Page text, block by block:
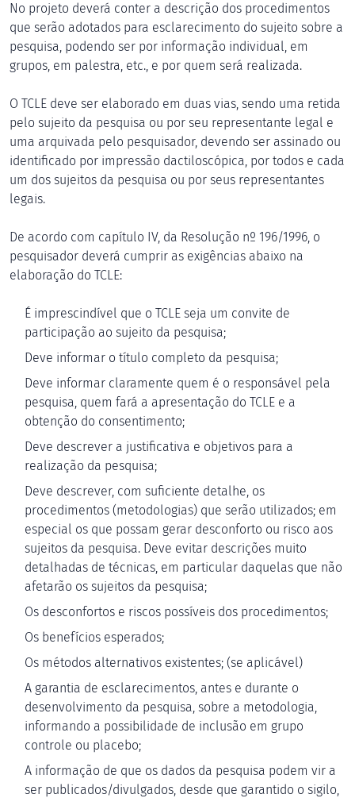
No projeto deverá conter a descrição dos procedimentos
que serão adotados para esclarecimento do sujeito sobre a
pesquisa, podendo ser por informação individual, em
grupos, em palestra, etc., e por quem será realizada.
O TCLE deve ser elaborado em duas vias, sendo uma retida
pelo sujeito da pesquisa ou por seu representante legal e
uma arquivada pelo pesquisador, devendo ser assinado ou
identificado por impressão dactiloscópica, por todos e cada
um dos sujeitos da pesquisa ou por seus representantes
legais.
De acordo com capítulo IV, da Resolução nº 196/1996, o
pesquisador deverá cumprir as exigências abaixo na
elaboração do TCLE:
É imprescindível que o TCLE seja um convite de
participação ao sujeito da pesquisa;
Deve informar o título completo da pesquisa;
Deve informar claramente quem é o responsável pela
pesquisa, quem fará a apresentação do TCLE e a
obtenção do consentimento;
Deve descrever a justificativa e objetivos para a
realização da pesquisa;
Deve descrever, com suficiente detalhe, os
procedimentos (metodologias) que serão utilizados; em
especial os que possam gerar desconforto ou risco aos
sujeitos da pesquisa. Deve evitar descrições muito
detalhadas de técnicas, em particular daquelas que não
afetarão os sujeitos da pesquisa;
Os desconfortos e riscos possíveis dos procedimentos;
Os benefícios esperados;
Os métodos alternativos existentes; (se aplicável)
A garantia de esclarecimentos, antes e durante o
desenvolvimento da pesquisa, sobre a metodologia,
informando a possibilidade de inclusão em grupo
controle ou placebo;
A informação de que os dados da pesquisa podem vir a
ser publicados/divulgados, desde que garantido o sigilo,